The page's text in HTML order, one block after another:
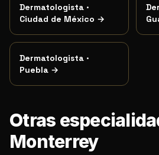
Dermatologista ·
Ciudad de México →
Dermatologista ·
Puebla →
Otras
Monterrey